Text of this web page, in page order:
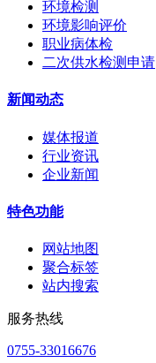
环境检测
环境影响评价
职业病体检
二次供水检测申请
新闻动态
媒体报道
行业资讯
企业新闻
特色功能
网站地图
聚合标签
站内搜索
服务热线
0755-33016676